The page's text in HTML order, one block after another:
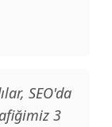
SEO'da
3